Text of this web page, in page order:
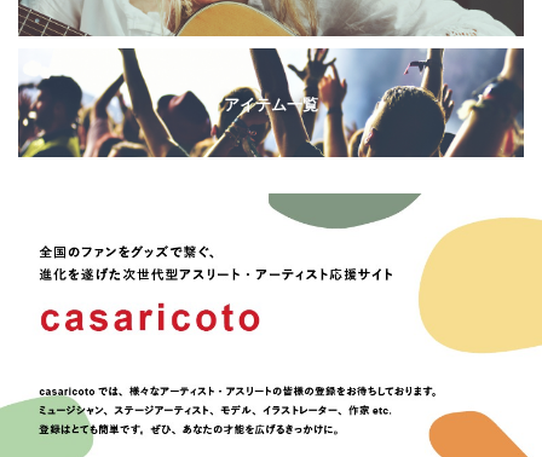
アイテム一覧